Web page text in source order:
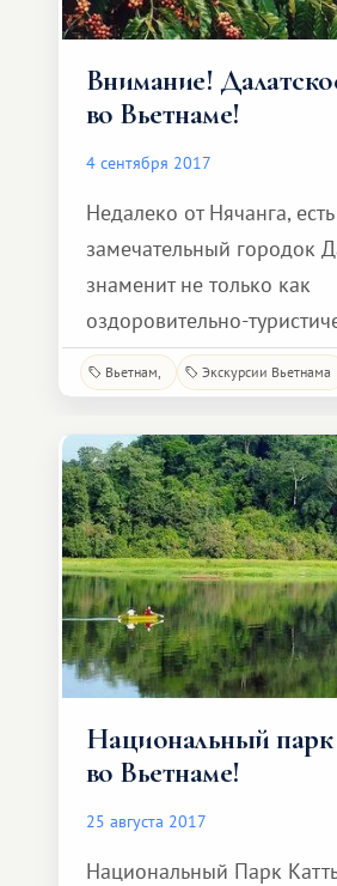
Внимание!
во Вьетнаме!
4 сентября 2017
Недалеко от Нячанга, есть
замечательный городок
знаменит не только как
оздоровительно-
Вьетнама и город
фруктов, но и как родина
вьетнамского вина.
является гордостью
и всей страны в целом.
производства
Вьетнаме, бывшей
передал
Вьетнам Экскурсии Вьетнама
Национальный парк
во Вьетнаме!
25 августа 2017
Национальный Парк